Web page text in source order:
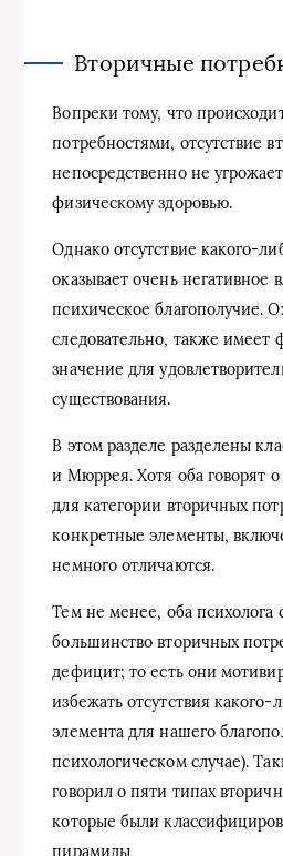
Вторичные
Вопреки тому, что
потребностями, отсутствие
непосредственно не
физическому здоровью.
Однако отсутствие какого-
оказывает очень негативное
психическое благополучие.
следовательно, также имеет
значение для
существования.
В этом разделе разделены
и Мюррея. Хотя оба говорят
для категории вторичных
конкретные элементы,
немного отличаются.
Тем не менее, оба психолога
большинство вторичных
дефицит; то есть они
избежать отсутствия какого-
элемента для нашего
психологическом случае).
говорил о пяти типах
которые были
пирамиды